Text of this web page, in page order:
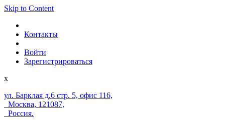
Skip to Content
Контакты
Войти
Зарегистрироваться
x
ул. Барклая д.6 стр. 5, офис 116,
Москва, 121087,
Россия.